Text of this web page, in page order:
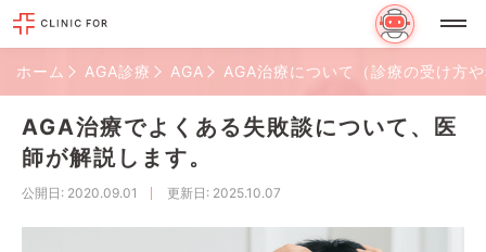
ホーム AGA診療 AGA AGA治療について（診療の受け方
AGA治療でよくある失敗談について、医
師が解説します。
公開日 : 2020.09.01 更新日 : 2025.10.07